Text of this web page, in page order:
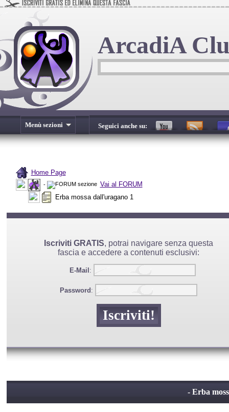
ArcadiA
Menù sezioni Seguici anche su:
Home Page
-
Vai al FORUM
Erba mossa dall'uragano 1
Iscriviti GRATIS, potrai navigare senza questa
fascia e accedere a contenuti esclusivi:
E-Mail :
Password :
- Erba